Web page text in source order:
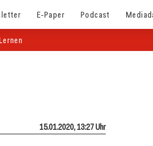
E-Paper Podcast
15.01.2020, 13:27 Uhr